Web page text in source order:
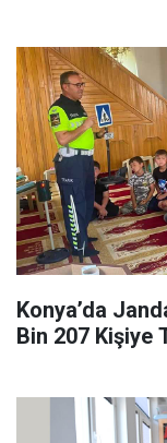
Konya’da
Bin 207 Kişiye